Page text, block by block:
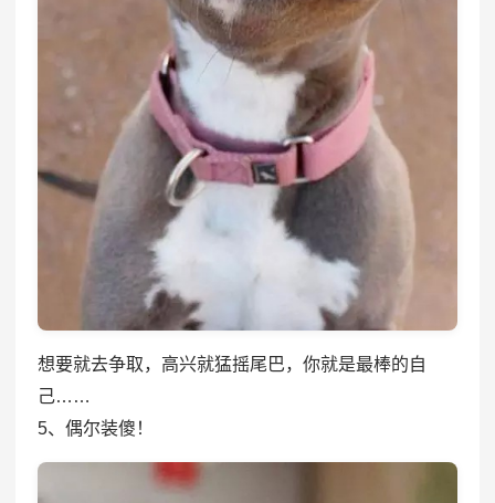
想要就去争取，高兴就猛摇尾巴，你就是最棒的自
己……
5、偶尔装傻！